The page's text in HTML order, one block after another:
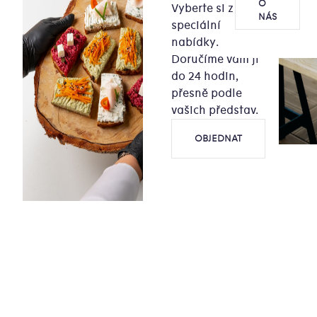
Vyberte si z naší
speciální
nabídky.
Doručíme vám ji
do 24 hodin,
přesně podle
vašich představ.
OBJEDNAT
O
NÁS